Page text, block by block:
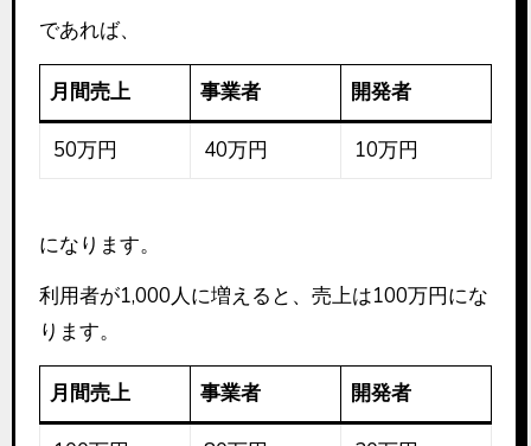
であれば、
月間売上 事業者 開発者
50万円 40万円 10万円
になります。
利用者が1,000人に増えると、売上は100万円にな
ります。
月間売上 事業者 開発者